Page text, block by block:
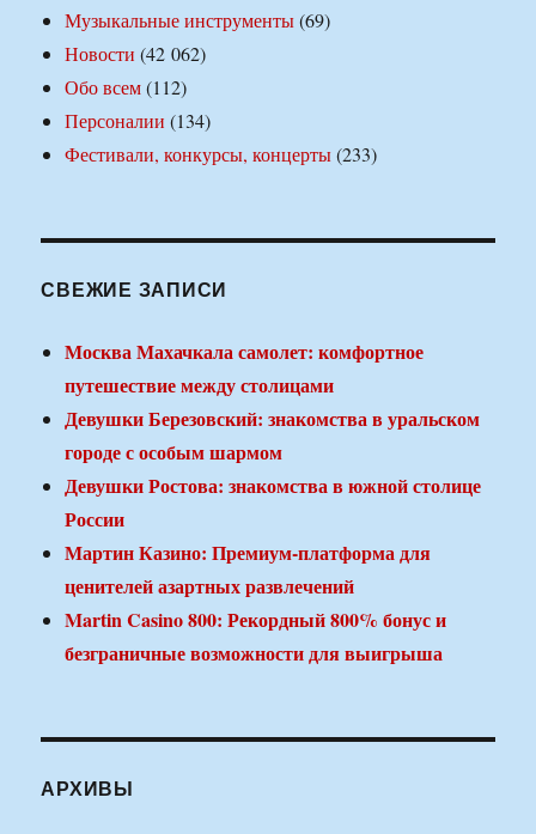
Музыкальные инструменты(69)
Новости (42 062)
Обо всем(112)
Персоналии (134)
Фестивали, конкурсы, концерты(233)
СВЕЖИЕ ЗАПИСИ
Москва Махачкала самолет: комфортное
путешествие между столицами
Девушки Березовский: знакомства в уральском
городе с особым шармом
Девушки Ростова: знакомства в южной столице
России
Мартин Казино: Премиум-платформа для
ценителей азартных развлечений
Martin Casino 800: Рекордный 800% бонус и
безграничные возможности для выигрыша
АРХИВЫ